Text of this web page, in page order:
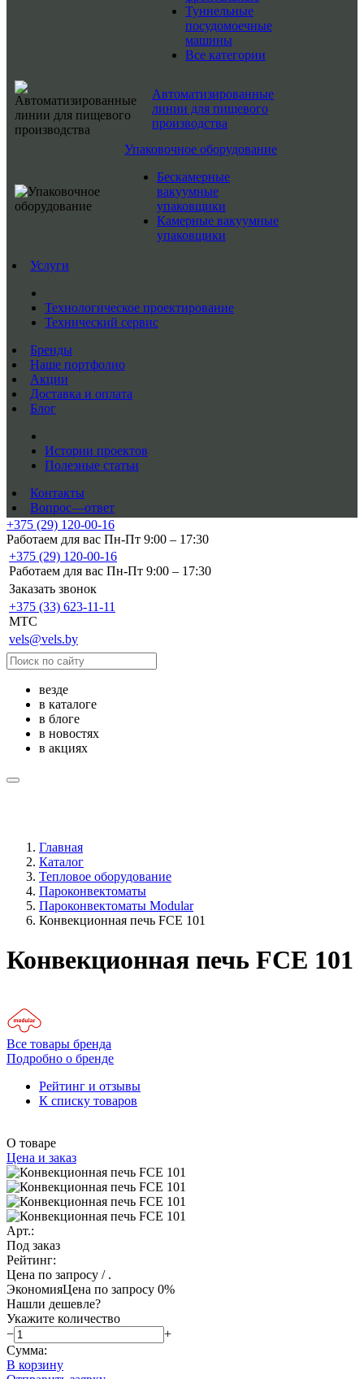
Туннельные
посудомоечные
машины
Все категории
Автоматизированные
линии для пищевого
производства
Упаковочное оборудование
Бескамерные
вакуумные
упаковщики
Камерные вакуумные
упаковщики
Услуги
Технологическое проектирование
Технический сервис
Бренды
Наше портфолио
Акции
Доставка и оплата
Блог
Истории проектов
Полезные статьи
Контакты
Вопрос—ответ
+375 (29) 120-00-16
Работаем для вас Пн-Пт 9:00 – 17:30
+375 (29) 120-00-16
Работаем для вас Пн-Пт 9:00 – 17:30
Заказать звонок
+375 (33) 623-11-11
MTC
vels@vels.by
везде
в каталоге
в блоге
в новостях
в акциях
Главная
Каталог
Тепловое оборудование
Пароконвектоматы
Пароконвектоматы Modular
Конвекционная печь FCE 101
Конвекционная печь FCE 101
Все товары бренда
Подробно о бренде
Рейтинг и отзывы
К списку товаров
О товаре
Цена и заказ
Арт.:
Под заказ
Рейтинг:
Цена по запросу / .
ЭкономияЦена по запросу 0%
Нашли дешевле?
Укажите количество
−
+
Сумма:
В корзину